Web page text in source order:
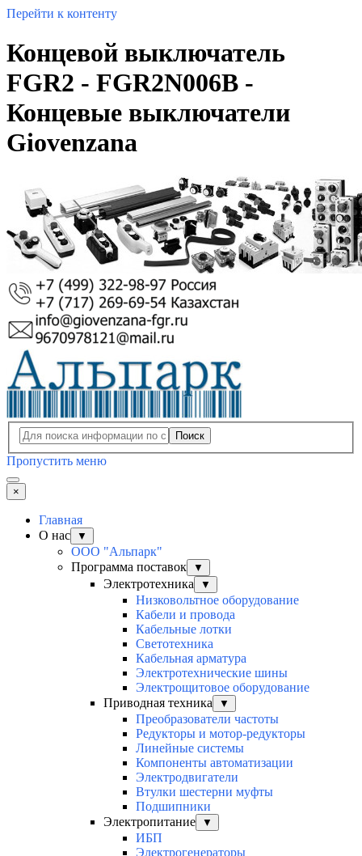
Перейти к контенту
Концевой выключатель
FGR2 - FGR2N006B -
Концевые выключатели
Giovenzana
Поиск
Пропустить меню
×
Главная
О нас
▼
ООО "Альпарк"
Программа поставок
▼
Электротехника ▼
Низковольтное оборудование
Кабели и провода
Кабельные лотки
Светотехника
Кабельная арматура
Электротехнические шины
Электрощитовое оборудование
Приводная техника
▼
Преобразователи частоты
Редукторы и мотор-редукторы
Линейные системы
Компоненты автоматизации
Электродвигатели
Втулки шестерни муфты
Подшипники
Электропитание
▼
ИБП
Электрогенераторы